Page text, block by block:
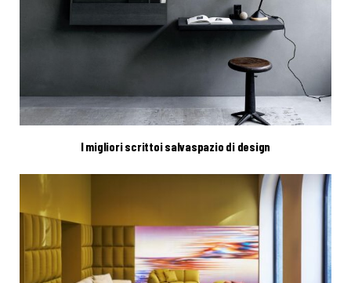
I migliori scrittoi salvaspazio di design